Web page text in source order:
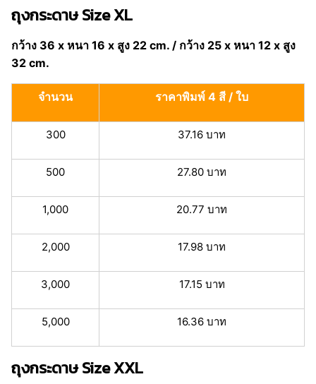
ถุงกระดาษ Size XL
กว้าง 36 x หนา 16 x สูง 22 cm. / กว้าง 25 x หนา 12 x สูง
32 cm.
จำนวน ราคาพิมพ์ 4 สี / ใบ
300 37.16 บาท
500 27.80 บาท
1,000 20.77 บาท
2,000 17.98 บาท
3,000 17.15 บาท
5,000 16.36 บาท
ถุงกระดาษ Size XXL